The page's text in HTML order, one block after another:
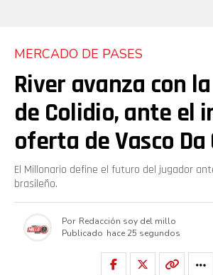
MERCADO DE PASES
River avanza con
de Colidio, ante el
oferta de Vasco Da
El Millonario define el futuro del jugador
brasileño.
Por Redacción soy del millo
Publicado hace 25 segundos